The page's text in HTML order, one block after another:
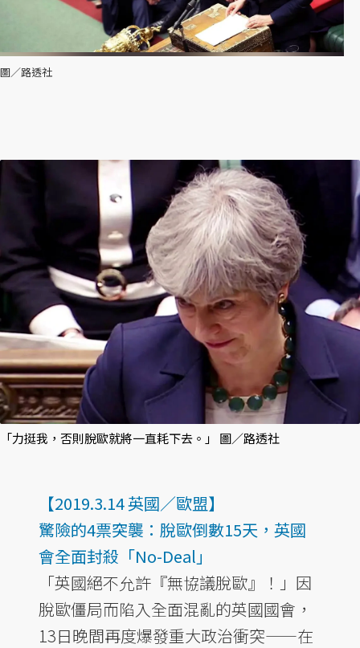
圖／路透社
「力挺我，否則脫歐就將一直耗下去。」 圖／路透社
【2019.3.14 英國／歐盟】
驚險的4票突襲：脫歐倒數15天，英國
會全面封殺「No-Deal」
「英國絕不允許『無協議脫歐』！」因
脫歐僵局而陷入全面混亂的英國國會，
13日晚間再度爆發重大政治衝突——在